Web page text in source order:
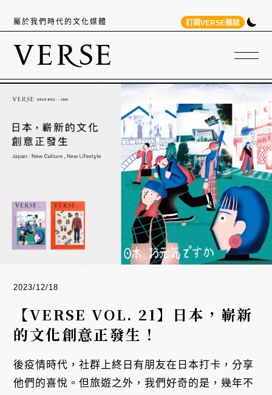
屬於我們時代的文化媒體 訂閱VERSE雜誌
2023/12/18
【VERSE VOL. 21】日本，嶄新
的文化創意正發生！
後疫情時代，社群上終日有朋友在日本打卡，分享
他們的喜悅。但旅遊之外，我們好奇的是，幾年不